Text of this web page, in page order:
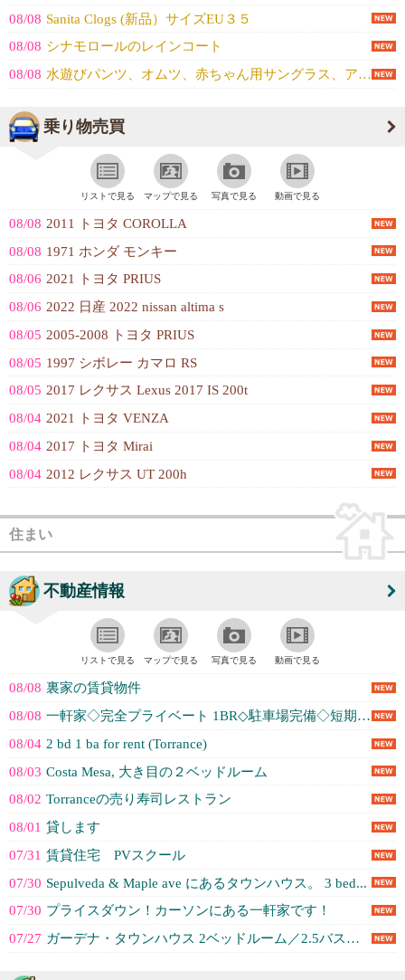
08/08 Sanita Clogs (新品）サイズEU３５
08/08 シナモロールのレインコート
08/08 水遊びパンツ、オムツ、赤ちゃん用サングラス、アクアシューズ
乗り物売買
リストで見る マップで見る 写真で見る 動画で見る
08/08 2011 トヨタ COROLLA
08/08 1971 ホンダ モンキー
08/06 2021 トヨタ PRIUS
08/06 2022 日産 2022 nissan altima s
08/05 2005-2008 トヨタ PRIUS
08/05 1997 シボレー カマロ RS
08/05 2017 レクサス Lexus 2017 IS 200t
08/04 2021 トヨタ VENZA
08/04 2017 トヨタ Mirai
08/04 2012 レクサス UT 200h
住まい
不動産情報
リストで見る マップで見る 写真で見る 動画で見る
08/08 裏家の賃貸物件
08/08 一軒家◇完全プライベート 1BR◇駐車場完備◇短期、長期どちらでも可能◇長期...
08/04 2 bd 1 ba for rent (Torrance)
08/03 Costa Mesa, 大き目の２ベッドルーム
08/02 Torranceの売り寿司レストラン
08/01 貸します
07/31 賃貸住宅 PVスクール
07/30 Sepulveda & Maple ave にあるタウンハウス。 3 bed...
07/30 プライスダウン！カーソンにある一軒家です！
07/27 ガーデナ・タウンハウス 2ベッドルーム／2.5バスルーム